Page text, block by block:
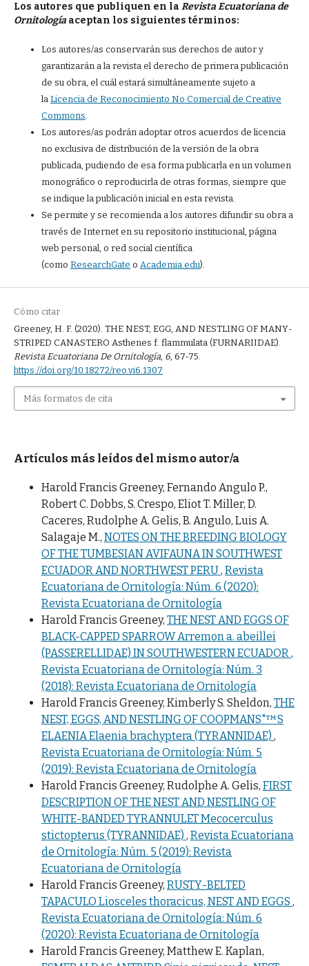
Los autores que publiquen en la Revista Ecuatoriana de
Ornitologíaaceptan los siguientes términos:
Los autores/as conservarán sus derechos de autor y
garantizarán a la revista el derecho de primera publicación
de su obra, el cuál estará simultáneamente sujeto a
la Licencia de Reconocimiento No Comercial de Creative
Commons.
Los autores/as podrán adoptar otros acuerdos de licencia
no exclusiva de distribución de la versión de la obra
publicada, pudiendo de esa forma publicarla en un volumen
monográfico o reproducirla de otras formas, siempre que
se indique la publicación inicial en esta revista.
Se permite y se recomienda a los autores difundir su obra a
través de Internet en su repositorio institucional, página
web personal, o red social científica
(como ResearchGate o Academia.edu).
Cómo citar
Greeney, H. F. (2020). THE NEST, EGG, AND NESTLING OF MANY-
STRIPED CANASTERO Asthenes f. flammulata (FURNARIIDAE).
Revista Ecuatoriana De Ornitología, 6, 67-75.
https://doi.org/10.18272/reo.vi6.1307
Más formatos de cita
Artículos más leídos del mismo autor/a
Harold Francis Greeney, Fernando Angulo P.,
Robert C. Dobbs, S. Crespo, Eliot T. Miller, D.
Caceres, Rudolphe A. Gelis, B. Angulo, Luis A.
Salagaje M., NOTES ON THE BREEDING BIOLOGY
OF THE TUMBESIAN AVIFAUNA IN SOUTHWEST
ECUADOR AND NORTHWEST PERU, Revista
Ecuatoriana de Ornitología: Núm. 6 (2020):
Revista Ecuatoriana de Ornitología
Harold Francis Greeney, THE NEST AND EGGS OF
BLACK-CAPPED SPARROW Arremon a. abeillei
(PASSERELLIDAE) IN SOUTHWESTERN ECUADOR,
Revista Ecuatoriana de Ornitología: Núm. 3
(2018): Revista Ecuatoriana de Ornitología
Harold Francis Greeney, Kimberly S. Sheldon, THE
NEST, EGGS, AND NESTLING OF COOPMANS"™S
ELAENIA Elaenia brachyptera (TYRANNIDAE) ,
Revista Ecuatoriana de Ornitología: Núm. 5
(2019): Revista Ecuatoriana de Ornitología
Harold Francis Greeney, Rudolphe A. Gelis, FIRST
DESCRIPTION OF THE NEST AND NESTLING OF
WHITE-BANDED TYRANNULET Mecocerculus
stictopterus (TYRANNIDAE) , Revista Ecuatoriana
de Ornitología: Núm. 5 (2019): Revista
Ecuatoriana de Ornitología
Harold Francis Greeney, RUSTY-BELTED
TAPACULO Liosceles thoracicus, NEST AND EGGS ,
Revista Ecuatoriana de Ornitología: Núm. 6
(2020): Revista Ecuatoriana de Ornitología
Harold Francis Greeney, Matthew E. Kaplan,